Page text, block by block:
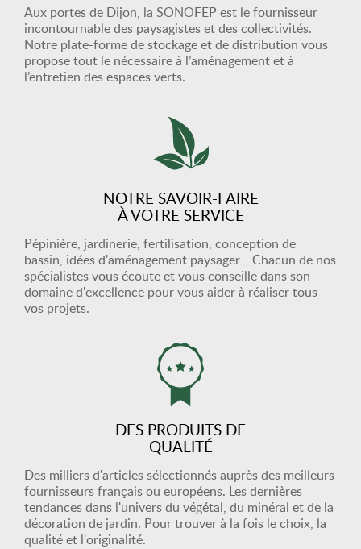
Aux portes de Dijon, la SONOFEP est le fournisseur
incontournable des paysagistes et des collectivités.
Notre plate-forme de stockage et de distribution vous
propose tout le nécessaire à l’aménagement et à
l’entretien des espaces verts.
NOTRE SAVOIR-FAIRE
À VOTRE SERVICE
Pépinière, jardinerie, fertilisation, conception de
bassin, idées d'aménagement paysager… Chacun de nos
spécialistes vous écoute et vous conseille dans son
domaine d'excellence pour vous aider à réaliser tous
vos projets.
DES PRODUITS DE
QUALITÉ
Des milliers d'articles sélectionnés auprès des meilleurs
fournisseurs français ou européens. Les dernières
tendances dans l'univers du végétal, du minéral et de la
décoration de jardin. Pour trouver à la fois le choix, la
qualité et l'originalité.